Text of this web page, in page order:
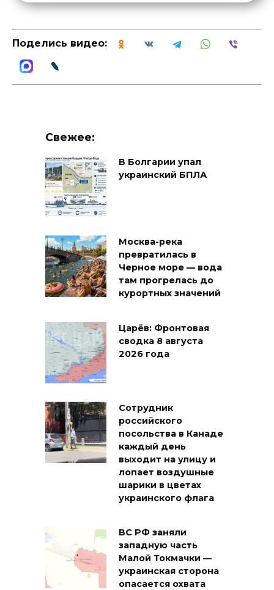
Поделись видео:
Свежее:
В Болгарии упал
украинский БПЛА
Москва-река
превратилась в
Черное море — вода
там прогрелась до
курортных значений
Царёв: Фронтовая
сводка 8 августа
2026 года
Сотрудник
российского
посольства в Канаде
каждый день
выходит на улицу и
лопает воздушные
шарики в цветах
украинского флага
ВС РФ заняли
западную часть
Малой Токмачки —
украинская сторона
опасается охвата